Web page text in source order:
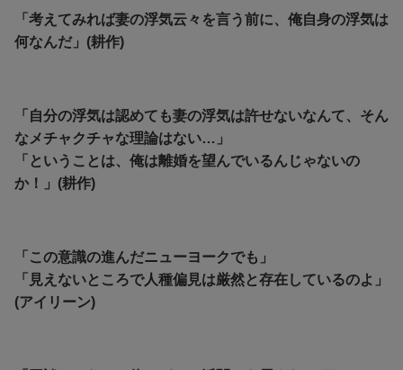
「考えてみれば妻の浮気云々を言う前に、俺自身の浮気は
何なんだ」(耕作)
「自分の浮気は認めても妻の浮気は許せないなんて、そん
なメチャクチャな理論はない…」
「ということは、俺は離婚を望んでいるんじゃないの
か！」(耕作)
「この意識の進んだニューヨークでも」
「見えないところで人種偏見は厳然と存在しているのよ」
(アイリーン)